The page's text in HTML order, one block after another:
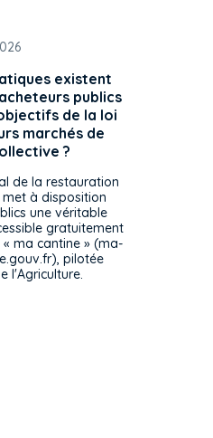
existent
publics
de la loi
marchés de
?
de la restauration
met à disposition
une véritable
gratuitement
ma cantine » (ma-
pilotée
l'Agriculture.